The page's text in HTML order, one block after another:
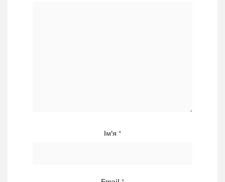
Ім'я *